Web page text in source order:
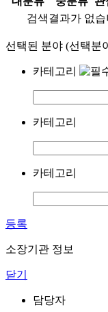
검색결과가 없습
선택된 분야 (선택분
카테고리
카테고리
카테고리
등록
소장기관 정보
닫기
담당자